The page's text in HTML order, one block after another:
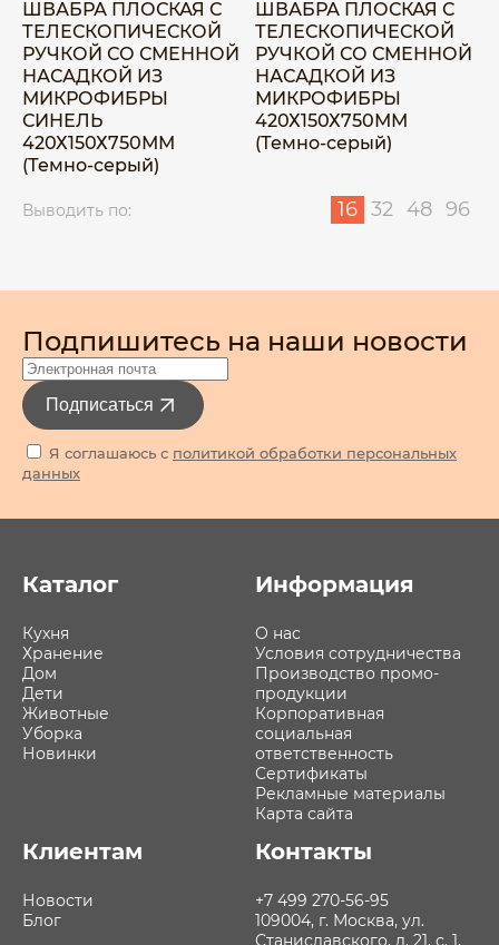
ШВАБРА ПЛОСКАЯ С
ТЕЛЕСКОПИЧЕСКОЙ
РУЧКОЙ СО СМЕННОЙ
НАСАДКОЙ ИЗ
МИКРОФИБРЫ
СИНЕЛЬ
420Х150Х750ММ
(Темно-серый)
ШВАБРА ПЛОСКАЯ С
ТЕЛЕСКОПИЧЕСКОЙ
РУЧКОЙ СО СМЕННОЙ
НАСАДКОЙ ИЗ
МИКРОФИБРЫ
420Х150Х750ММ
(Темно-серый)
Выводить по: 16 32 48 96
Подпишитесь на наши новости
Подписаться
Я соглашаюсь с политикой обработки персональных
данных
Каталог
Кухня
Хранение
Дом
Дети
Животные
Уборка
Новинки
Информация
О нас
Условия сотрудничества
Производство промо-
продукции
Корпоративная
социальная
ответственность
Сертификаты
Рекламные материалы
Карта сайта
Клиентам
Новости
Блог
Контакты
+7 499 270-56-95
109004, г. Москва, ул.
Станиславского, д. 21, с. 1,